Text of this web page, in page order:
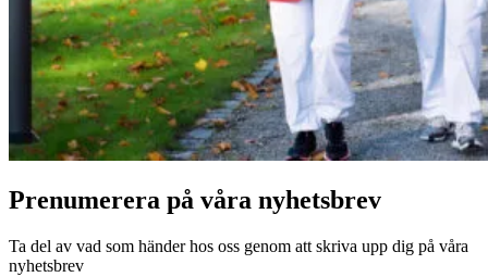
Prenumerera på våra nyhetsbrev
Ta del av vad som händer hos oss genom att skriva upp dig på våra
nyhetsbrev